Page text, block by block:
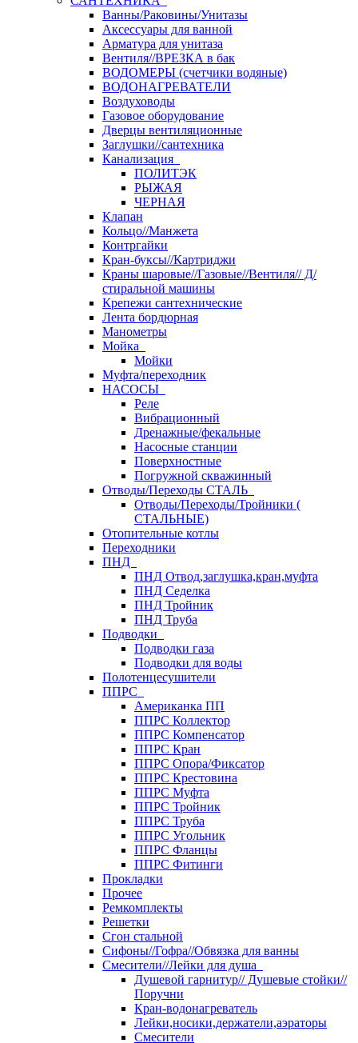
Ванны/Раковины/Унитазы
Аксессуары для ванной
Арматура для унитаза
Вентиля//ВРЕЗКА в бак
ВОДОМЕРЫ (счетчики водяные)
ВОДОНАГРЕВАТЕЛИ
Воздуховоды
Газовое оборудование
Дверцы вентиляционные
Заглушки//сантехника
Канализация
ПОЛИТЭК
РЫЖАЯ
ЧЕРНАЯ
Клапан
Кольцо//Манжета
Контргайки
Кран-буксы//Картриджи
Краны шаровые//Газовые//Вентиля// Д/
стиральной машины
Крепежи сантехнические
Лента бордюрная
Манометры
Мойка
Мойки
Муфта/переходник
НАСОСЫ
Реле
Вибрационный
Дренажные/фекальные
Насосные станции
Поверхностные
Погружной скважинный
Отводы/Переходы СТАЛЬ
Отводы/Переходы/Тройники (
СТАЛЬНЫЕ)
Отопительные котлы
Переходники
ПНД
ПНД Отвод,заглушка,кран,муфта
ПНД Седелка
ПНД Тройник
ПНД Труба
Подводки
Подводки газа
Подводки для воды
Полотенцесушители
ППРС
Американка ПП
ППРС Коллектор
ППРС Компенсатор
ППРС Кран
ППРС Опора/Фиксатор
ППРС Крестовина
ППРС Муфта
ППРС Тройник
ППРС Труба
ППРС Угольник
ППРС Фланцы
ППРС Фитинги
Прокладки
Прочее
Ремкомплекты
Решетки
Сгон стальной
Сифоны//Гофра//Обвязка для ванны
Смесители//Лейки для душа
Душевой гарнитур// Душевые стойки//
Поручни
Кран-водонагреватель
Лейки,носики,держатели,аэраторы
Смесители